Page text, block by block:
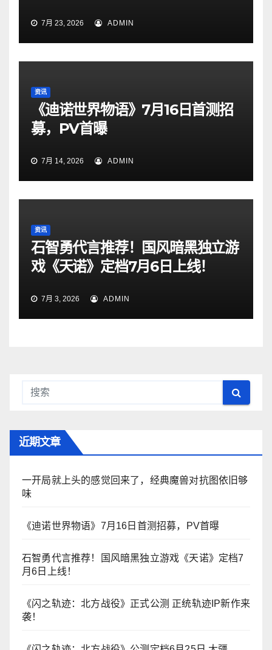
7月 23, 2026 ADMIN
资讯
《迪诺世界物语》7月16日首测招
募，PV首曝
7月 14, 2026 ADMIN
资讯
石智勇代言推荐！国风暗黑独立游
戏《天诺》定档7月6日上线！
7月 3, 2026 ADMIN
近期文章
一开局就上头的感觉回来了，经典魔兽对抗图依旧够
味
《迪诺世界物语》7月16日首测招募，PV首曝
石智勇代言推荐！国风暗黑独立游戏《天诺》定档7
月6日上线！
《闪之轨迹：北方战役》正式公测 正统轨迹IP新作来
袭！